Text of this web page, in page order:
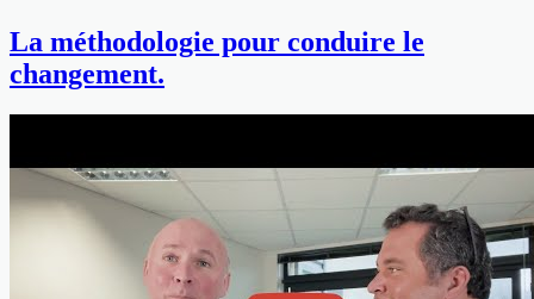
La méthodologie pour conduire le
changement.